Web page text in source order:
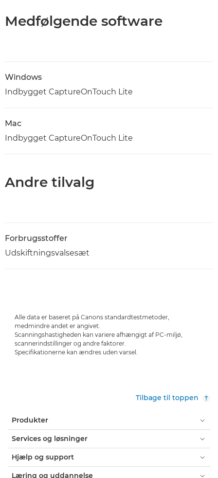
Medfølgende software
Windows
Indbygget CaptureOnTouch Lite
Mac
Indbygget CaptureOnTouch Lite
Andre tilvalg
Forbrugsstoffer
Udskiftningsvalsesæt
Alle data er baseret på Canons standardtestmetoder,
medmindre andet er angivet.
Scanningshastigheden kan variere afhængigt af PC-miljø,
scannerindstillinger og andre faktorer.
Specifikationerne kan ændres uden varsel.
Tilbage til toppen
Produkter
Services og løsninger
Hjælp og support
Læring og uddannelse